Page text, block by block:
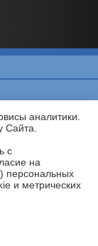
GU405: пример
аналитики.
Cайта.
с
на
персональных
и метрических